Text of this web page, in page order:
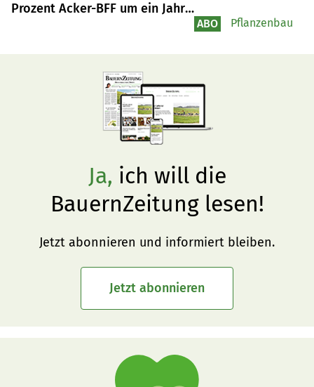
Prozent Acker-BFF um ein Jahr
ABO Pflanzenbau
Ja, ich will die
BauernZeitung lesen!
Jetzt abonnieren und informiert bleiben.
Jetzt abonnieren